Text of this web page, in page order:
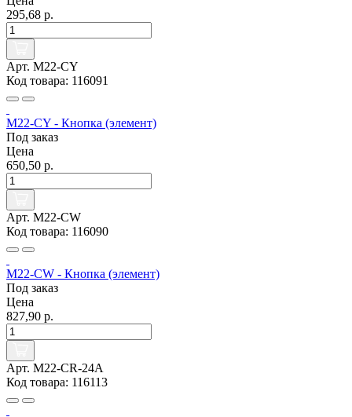
295,68 р.
Арт. M22-CY
Код товара: 116091
M22-CY - Кнопка (элемент)
Под заказ
Цена
650,50 р.
Арт. M22-CW
Код товара: 116090
M22-CW - Кнопка (элемент)
Под заказ
Цена
827,90 р.
Арт. M22-CR-24A
Код товара: 116113